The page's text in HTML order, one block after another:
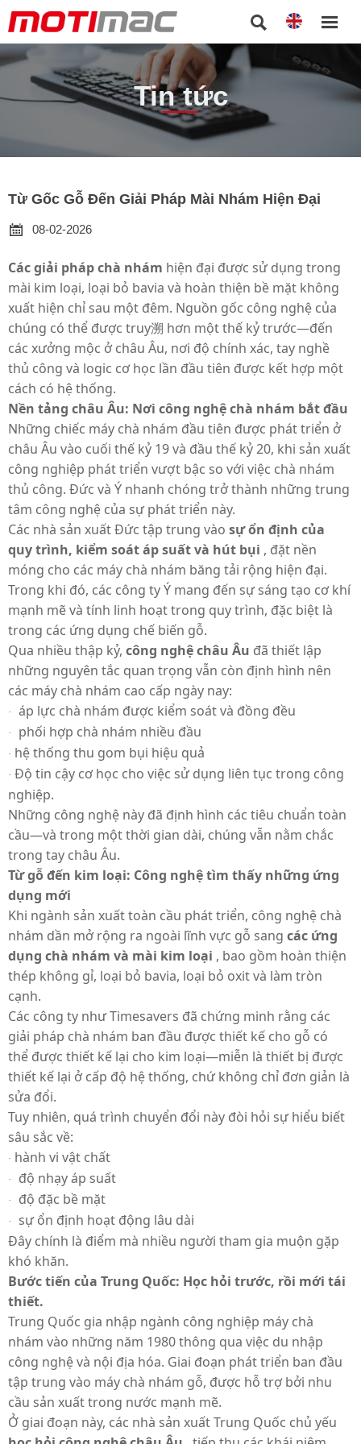
 
Tin tức
Từ Gốc Gỗ Đến Giải Pháp Mài Nhám Hiện Đại

08-02-2026
Các giải pháp chà nhám hiện đại được sử dụng trong
mài kim loại, loại bỏ bavia và hoàn thiện bề mặt không
xuất hiện chỉ sau một đêm. Nguồn gốc công nghệ của
chúng có thể được truy溯 hơn một thế kỷ trước—đến
các xưởng mộc ở châu Âu, nơi độ chính xác, tay nghề
thủ công và logic cơ học lần đầu tiên được kết hợp một
cách có hệ thống.
Nền tảng châu Âu: Nơi công nghệ chà nhám bắt đầu
Những chiếc máy chà nhám đầu tiên được phát triển ở
châu Âu vào cuối thế kỷ 19 và đầu thế kỷ 20, khi sản xuất
công nghiệp phát triển vượt bậc so với việc chà nhám
thủ công. Đức và Ý nhanh chóng trở thành những trung
tâm công nghệ của sự phát triển này.
Các nhà sản xuất Đức tập trung vào sự ổn định của
quy trình, kiểm soát áp suất và hút bụi , đặt nền
móng cho các máy chà nhám băng tải rộng hiện đại.
Trong khi đó, các công ty Ý mang đến sự sáng tạo cơ khí
mạnh mẽ và tính linh hoạt trong quy trình, đặc biệt là
trong các ứng dụng chế biến gỗ.
Qua nhiều thập kỷ, công nghệ châu Âu đã thiết lập
những nguyên tắc quan trọng vẫn còn định hình nên
các máy chà nhám cao cấp ngày nay:
· áp lực chà nhám được kiểm soát và đồng đều
· phối hợp chà nhám nhiều đầu
· hệ thống thu gom bụi hiệu quả
· Độ tin cậy cơ học cho việc sử dụng liên tục trong công
nghiệp.
Những công nghệ này đã định hình các tiêu chuẩn toàn
cầu—và trong một thời gian dài, chúng vẫn nằm chắc
trong tay châu Âu.
Từ gỗ đến kim loại: Công nghệ tìm thấy những ứng
dụng mới
Khi ngành sản xuất toàn cầu phát triển, công nghệ chà
nhám dần mở rộng ra ngoài lĩnh vực gỗ sang các ứng
dụng chà nhám và mài kim loại , bao gồm hoàn thiện
thép không gỉ, loại bỏ bavia, loại bỏ oxit và làm tròn
cạnh.
Các công ty như Timesavers đã chứng minh rằng các
giải pháp chà nhám ban đầu được thiết kế cho gỗ có
thể được thiết kế lại cho kim loại—miễn là thiết bị được
thiết kế lại ở cấp độ hệ thống, chứ không chỉ đơn giản là
sửa đổi.
Tuy nhiên, quá trình chuyển đổi này đòi hỏi sự hiểu biết
sâu sắc về:
· hành vi vật chất
· độ nhạy áp suất
· độ đặc bề mặt
·
sự ổn định hoạt động lâu dài
Đây chính là điểm mà nhiều người tham gia muộn gặp
khó khăn.
Bước tiến của Trung Quốc: Học hỏi trước, rồi mới tái
thiết.
Trung Quốc gia nhập ngành công nghiệp máy chà
nhám vào những năm 1980 thông qua việc du nhập
công nghệ và nội địa hóa. Giai đoạn phát triển ban đầu
tập trung vào máy chà nhám gỗ, được hỗ trợ bởi nhu
cầu sản xuất trong nước mạnh mẽ.
Ở giai đoạn này, các nhà sản xuất Trung Quốc chủ yếu